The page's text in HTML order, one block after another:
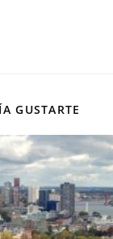
GUSTARTE